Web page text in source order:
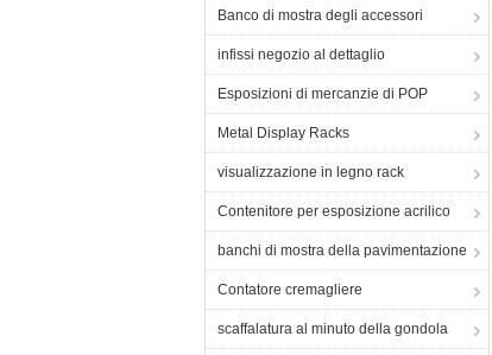
Banco di mostra degli accessori
infissi negozio al dettaglio
Esposizioni di mercanzie di POP
Metal Display Racks
visualizzazione in legno rack
Contenitore per esposizione acrilico
banchi di mostra della pavimentazione
Contatore cremagliere
scaffalatura al minuto della gondola